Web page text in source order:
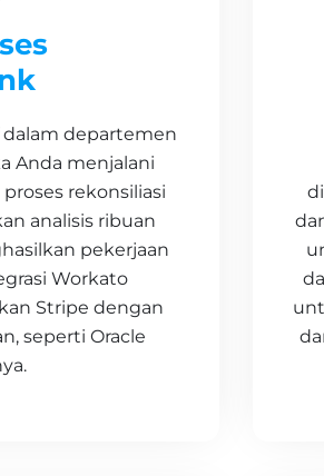
dalam departemen
Anda menjalani
rekonsiliasi
analisis ribuan
pekerjaan
Workato
Stripe dengan
seperti Oracle